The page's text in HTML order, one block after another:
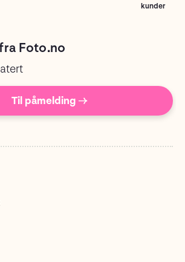
kunder
Foto.no
Til påmelding →